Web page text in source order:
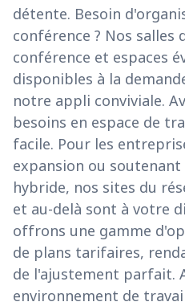
détente. Besoin
conférence ? Nos salles
conférence et espaces
disponibles à la
notre appli conviviale.
besoins en espace de
facile. Pour les
expansion ou
hybride, nos sites du
et au-delà sont à votre
offrons une gamme
de plans tarifaires,
de l'ajustement parfait.
environnement de